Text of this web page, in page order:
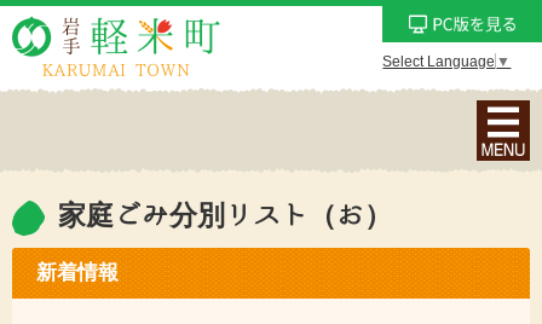
Select Language ▼
ナ
ビ
ョ
ン
家庭ごみ分別リスト（お）
新着情報